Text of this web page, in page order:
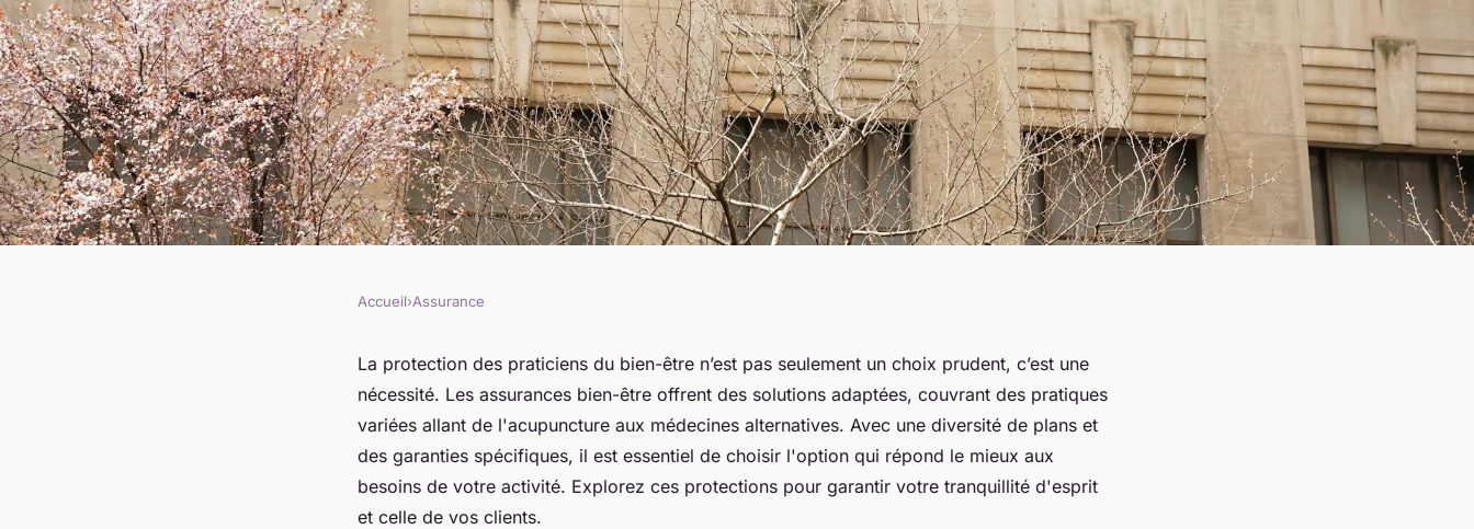
Assurance bien-être : protection pour
praticiens du bien-être
Accueil›Assurance
La protection des praticiens du bien-être n’est pas seulement un choix prudent, c’est une
nécessité. Les assurances bien-être offrent des solutions adaptées, couvrant des pratiques
variées allant de l'acupuncture aux médecines alternatives. Avec une diversité de plans et
des garanties spécifiques, il est essentiel de choisir l'option qui répond le mieux aux
besoins de votre activité. Explorez ces protections pour garantir votre tranquillité d'esprit
et celle de vos clients.